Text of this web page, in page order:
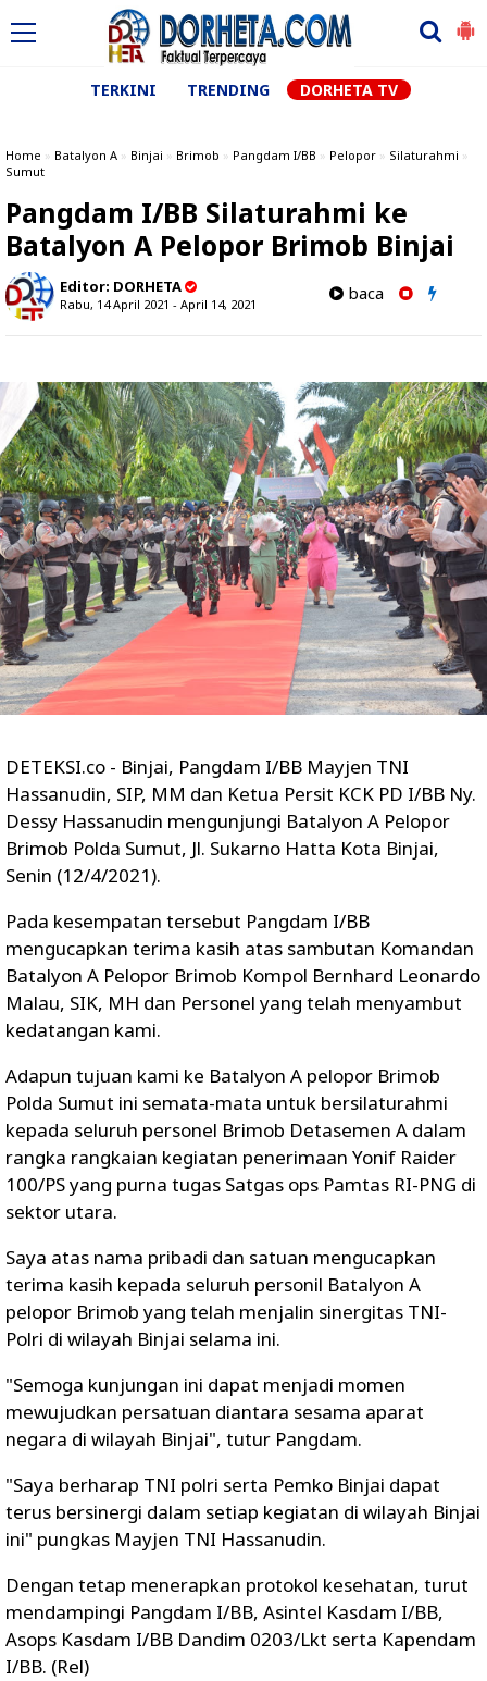
TERKINI TRENDING DORHETA TV
Home » Batalyon A » Binjai » Brimob » Pangdam I/BB » Pelopor » Silaturahmi »
Sumut
Pangdam I/BB Silaturahmi ke
Batalyon A Pelopor Brimob Binjai
Editor: DORHETA
Rabu, 14 April 2021 - April 14, 2021
baca
DETEKSI.co - Binjai, Pangdam I/BB Mayjen TNI
Hassanudin, SIP, MM dan Ketua Persit KCK PD I/BB Ny.
Dessy Hassanudin mengunjungi Batalyon A Pelopor
Brimob Polda Sumut, Jl. Sukarno Hatta Kota Binjai,
Senin (12/4/2021).
Pada kesempatan tersebut Pangdam I/BB
mengucapkan terima kasih atas sambutan Komandan
Batalyon A Pelopor Brimob Kompol Bernhard Leonardo
Malau, SIK, MH dan Personel yang telah menyambut
kedatangan kami.
Adapun tujuan kami ke Batalyon A pelopor Brimob
Polda Sumut ini semata-mata untuk bersilaturahmi
kepada seluruh personel Brimob Detasemen A dalam
rangka rangkaian kegiatan penerimaan Yonif Raider
100/PS yang purna tugas Satgas ops Pamtas RI-PNG di
sektor utara.
Saya atas nama pribadi dan satuan mengucapkan
terima kasih kepada seluruh personil Batalyon A
pelopor Brimob yang telah menjalin sinergitas TNI-
Polri di wilayah Binjai selama ini.
"Semoga kunjungan ini dapat menjadi momen
mewujudkan persatuan diantara sesama aparat
negara di wilayah Binjai", tutur Pangdam.
"Saya berharap TNI polri serta Pemko Binjai dapat
terus bersinergi dalam setiap kegiatan di wilayah Binjai
ini" pungkas Mayjen TNI Hassanudin.
Dengan tetap menerapkan protokol kesehatan, turut
mendampingi Pangdam I/BB, Asintel Kasdam I/BB,
Asops Kasdam I/BB Dandim 0203/Lkt serta Kapendam
I/BB. (Rel)